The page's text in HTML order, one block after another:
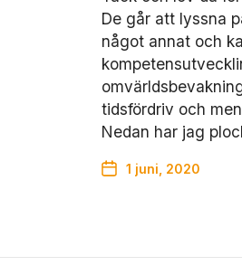
De går att lyssna
något annat och
tidsfördriv och
Nedan har jag
1 juni, 2020